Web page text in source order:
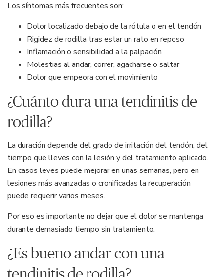
Los síntomas más frecuentes son:
Dolor localizado debajo de la rótula o en el tendón
Rigidez de rodilla tras estar un rato en reposo
Inflamación o sensibilidad a la palpación
Molestias al andar, correr, agacharse o saltar
Dolor que empeora con el movimiento
¿Cuánto dura una tendinitis de
rodilla?
La duración depende del grado de irritación del tendón, del
tiempo que lleves con la lesión y del tratamiento aplicado.
En casos leves puede mejorar en unas semanas, pero en
lesiones más avanzadas o cronificadas la recuperación
puede requerir varios meses.
Por eso es importante no dejar que el dolor se mantenga
durante demasiado tiempo sin tratamiento.
¿Es bueno andar con una